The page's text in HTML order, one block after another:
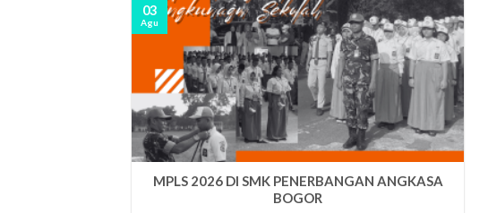
MPLS 2026 DI SMK PENERBANGAN ANGKASA
BOGOR
03
Agu